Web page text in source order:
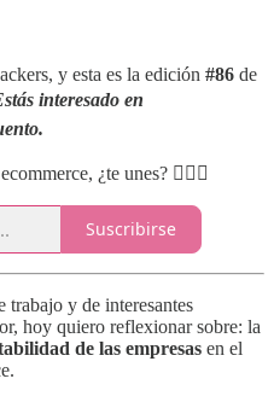
y esta es la edición #86 de
interesado en
¿te unes? 👇🏾💛
Suscribirse
trabajo y de interesantes
hoy quiero reflexionar sobre: la
de las empresas en el